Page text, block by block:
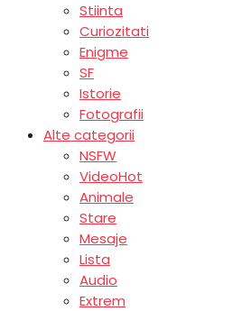
Stiinta
Curiozitati
Enigme
SF
Istorie
Fotografii
Alte categorii
NSFW
VideoHot
Animale
Stare
Mesaje
Lista
Audio
Extrem